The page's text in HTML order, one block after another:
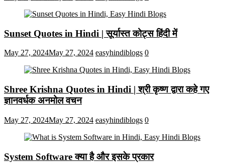
Sunset Quotes in Hindi | सूर्यास्त कोट्स हिंदी में
May 27, 2024May 27, 2024 easyhindiblogs 0
Shree Krishna Quotes in Hindi | श्री कृष्ण द्वारा कहे गए
ज्ञानवर्धक अनमोल वचन
May 27, 2024May 27, 2024 easyhindiblogs 0
System Software क्या है और इसके प्रकार